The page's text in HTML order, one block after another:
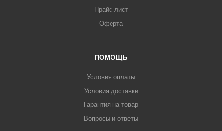
Прайс-лист
Оферта
ПОМОЩЬ
Условия оплаты
Условия доставки
Гарантия на товар
Вопросы и ответы